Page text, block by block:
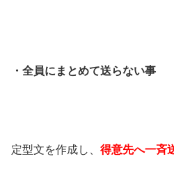
・全員にまとめて送らない事
定型文を作成し、 得意先へ一斉